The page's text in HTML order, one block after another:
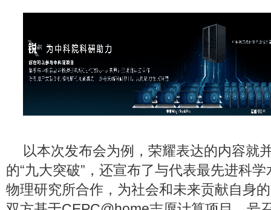
以本次发布会为例，荣耀表达的内容就
的“九大突破”，还宣布了与代表最先进科
物理研究所合作，为社会和未来贡献自身